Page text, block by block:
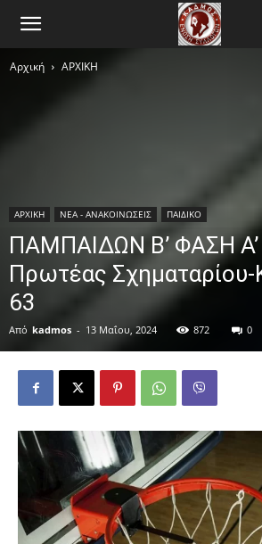
Αρχική ΑΡΧΙΚΗ
ΑΡΧΙΚΗ ΝΕΑ - ΑΝΑΚΟΙΝΩΣΕΙΣ ΠΑΙΔΙΚΟ
ΠΑΜΠΑΙΔΩΝ Β’ ΦΑΣΗ
Πρωτέας
63
Από kadmos - 13 Μαΐου, 2024 872 0